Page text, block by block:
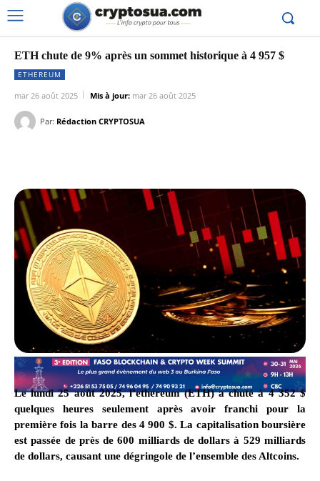
ETH chute de 9% après un sommet historique à 4 957 $
ETHEREUM
mar 26 août 2025 Mis à jour: mar 26 août 2025
Par: Rédaction CRYPTOSUA
Le lundi 25 août 2025, l’ethereum (ETH) a chuté à 4 352 $
quelques heures seulement après avoir franchi pour la
première fois la barre des 4 900 $. La capitalisation boursière
est passée de près de 600 milliards de dollars à 529 milliards
de dollars, causant une dégringole de l’ensemble des Altcoins.